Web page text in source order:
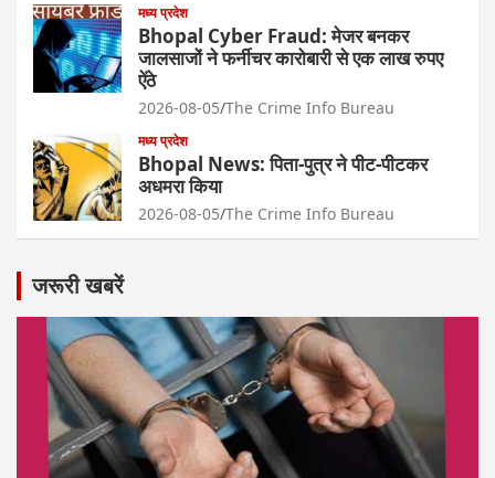
मध्य प्रदेश
Bhopal Cyber Fraud: मेजर बनकर
जालसाजों ने फर्नीचर कारोबारी से एक लाख रुपए
ऐंठे
2026-08-05 The Crime Info Bureau
मध्य प्रदेश
Bhopal News: पिता-पुत्र ने पीट-पीटकर
अधमरा किया
2026-08-05 The Crime Info Bureau
जरूरी खबरें